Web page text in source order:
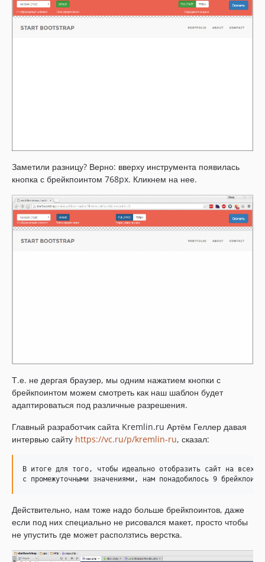
Заметили разницу? Верно: вверху инструмента появилась
кнопка с брейкпоинтом 768px. Кликнем на нее.
Т.е. не дергая браузер, мы одним нажатием кнопки с
брейкпоинтом можем смотреть как наш шаблон будет
адаптироваться под различные разрешения.
Главный разработчик сайта Kremlin.ru Артём Геллер давая
интервью сайту https://vc.ru/p/kremlin-ru, сказал:
В итоге для того, чтобы идеально отобразить сайт на всех
Действительно, нам тоже надо больше брейкпоинтов, даже
если под них специально не рисовался макет, просто чтобы
не упустить где может расползтись верстка.